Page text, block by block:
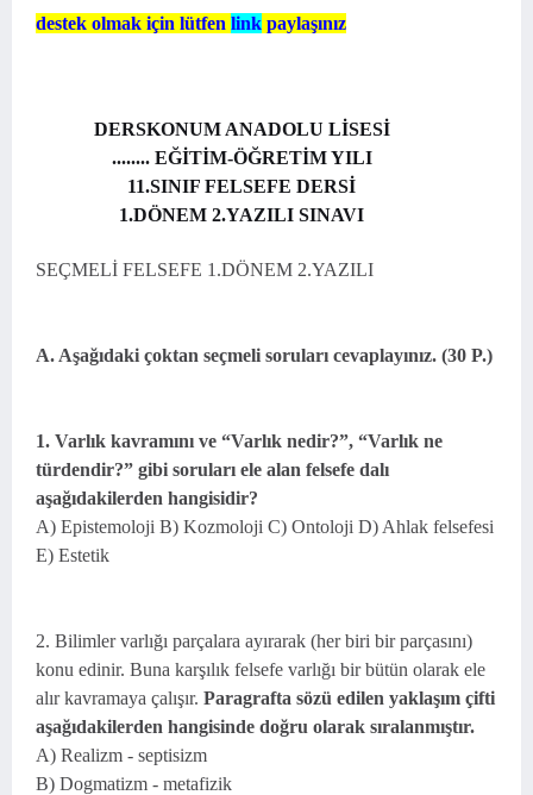
destek olmak için lütfen link paylaşınız
DERSKONUM ANADOLU LİSESİ
........ EĞİTİM-ÖĞRETİM YILI
11.SINIF FELSEFE DERSİ
1.DÖNEM 2.YAZILI SINAVI
SEÇMELİ FELSEFE 1.DÖNEM 2.YAZILI
A. Aşağıdaki çoktan seçmeli soruları cevaplayınız. (30 P.)
1. Varlık kavramını ve “Varlık nedir?”, “Varlık ne
türdendir?” gibi soruları ele alan felsefe dalı
aşağıdakilerden hangisidir?
A) Epistemoloji B) Kozmoloji C) Ontoloji D) Ahlak felsefesi
E) Estetik
2. Bilimler varlığı parçalara ayırarak (her biri bir parçasını)
konu edinir. Buna karşılık felsefe varlığı bir bütün olarak ele
alır kavramaya çalışır. Paragrafta sözü edilen yaklaşım çifti
aşağıdakilerden hangisinde doğru olarak sıralanmıştır.
A) Realizm - septisizm
B) Dogmatizm - metafizik